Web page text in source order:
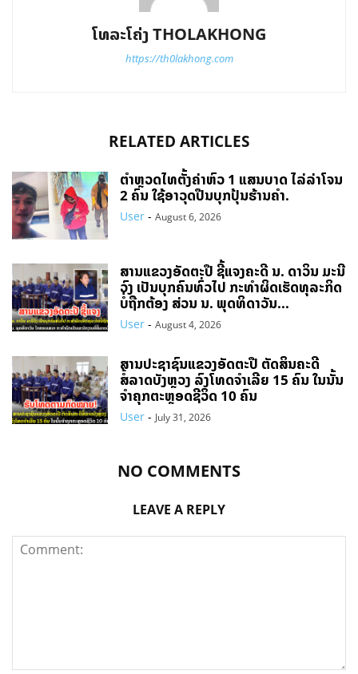
ໂທລະໂຄ່ງ THOLAKHONG
https://th0lakhong.com
RELATED ARTICLES
ຕຳຫຼວດໄທຕັ້ງຄ່າຫົວ 1 ແສນບາດ ໄລ່ລ່າໂຈນ
2 ຄົນ ໃຊ້ອາວຸດປືນບຸກປຸ້ນຮ້ານຄຳ.
User - August 6, 2026
ສານແຂວງອັດຕະປື ຊີ້ແຈງຄະດີ ນ. ດາວິນ ມະນີ
ວົງ ເປັນບຸກຄົນທົ່ວໄປ ກະທຳຜິດເຮັດທຸລະກິດ
ບໍ່ຖືກຕ້ອງ ສ່ວນ ນ. ພຸດທິດາວັນ...
User - August 4, 2026
ສານປະຊາຊົນແຂວງອັດຕະປື ຕັດສິນຄະດີ
ສໍ້ລາດບັງຫຼວງ ລົງໂທດຈຳເລີຍ 15 ຄົນ ໃນນັ້ນ
ຈໍາຄຸກຕະຫຼອດຊີວິດ 10 ຄົນ
User - July 31, 2026
NO COMMENTS
LEAVE A REPLY